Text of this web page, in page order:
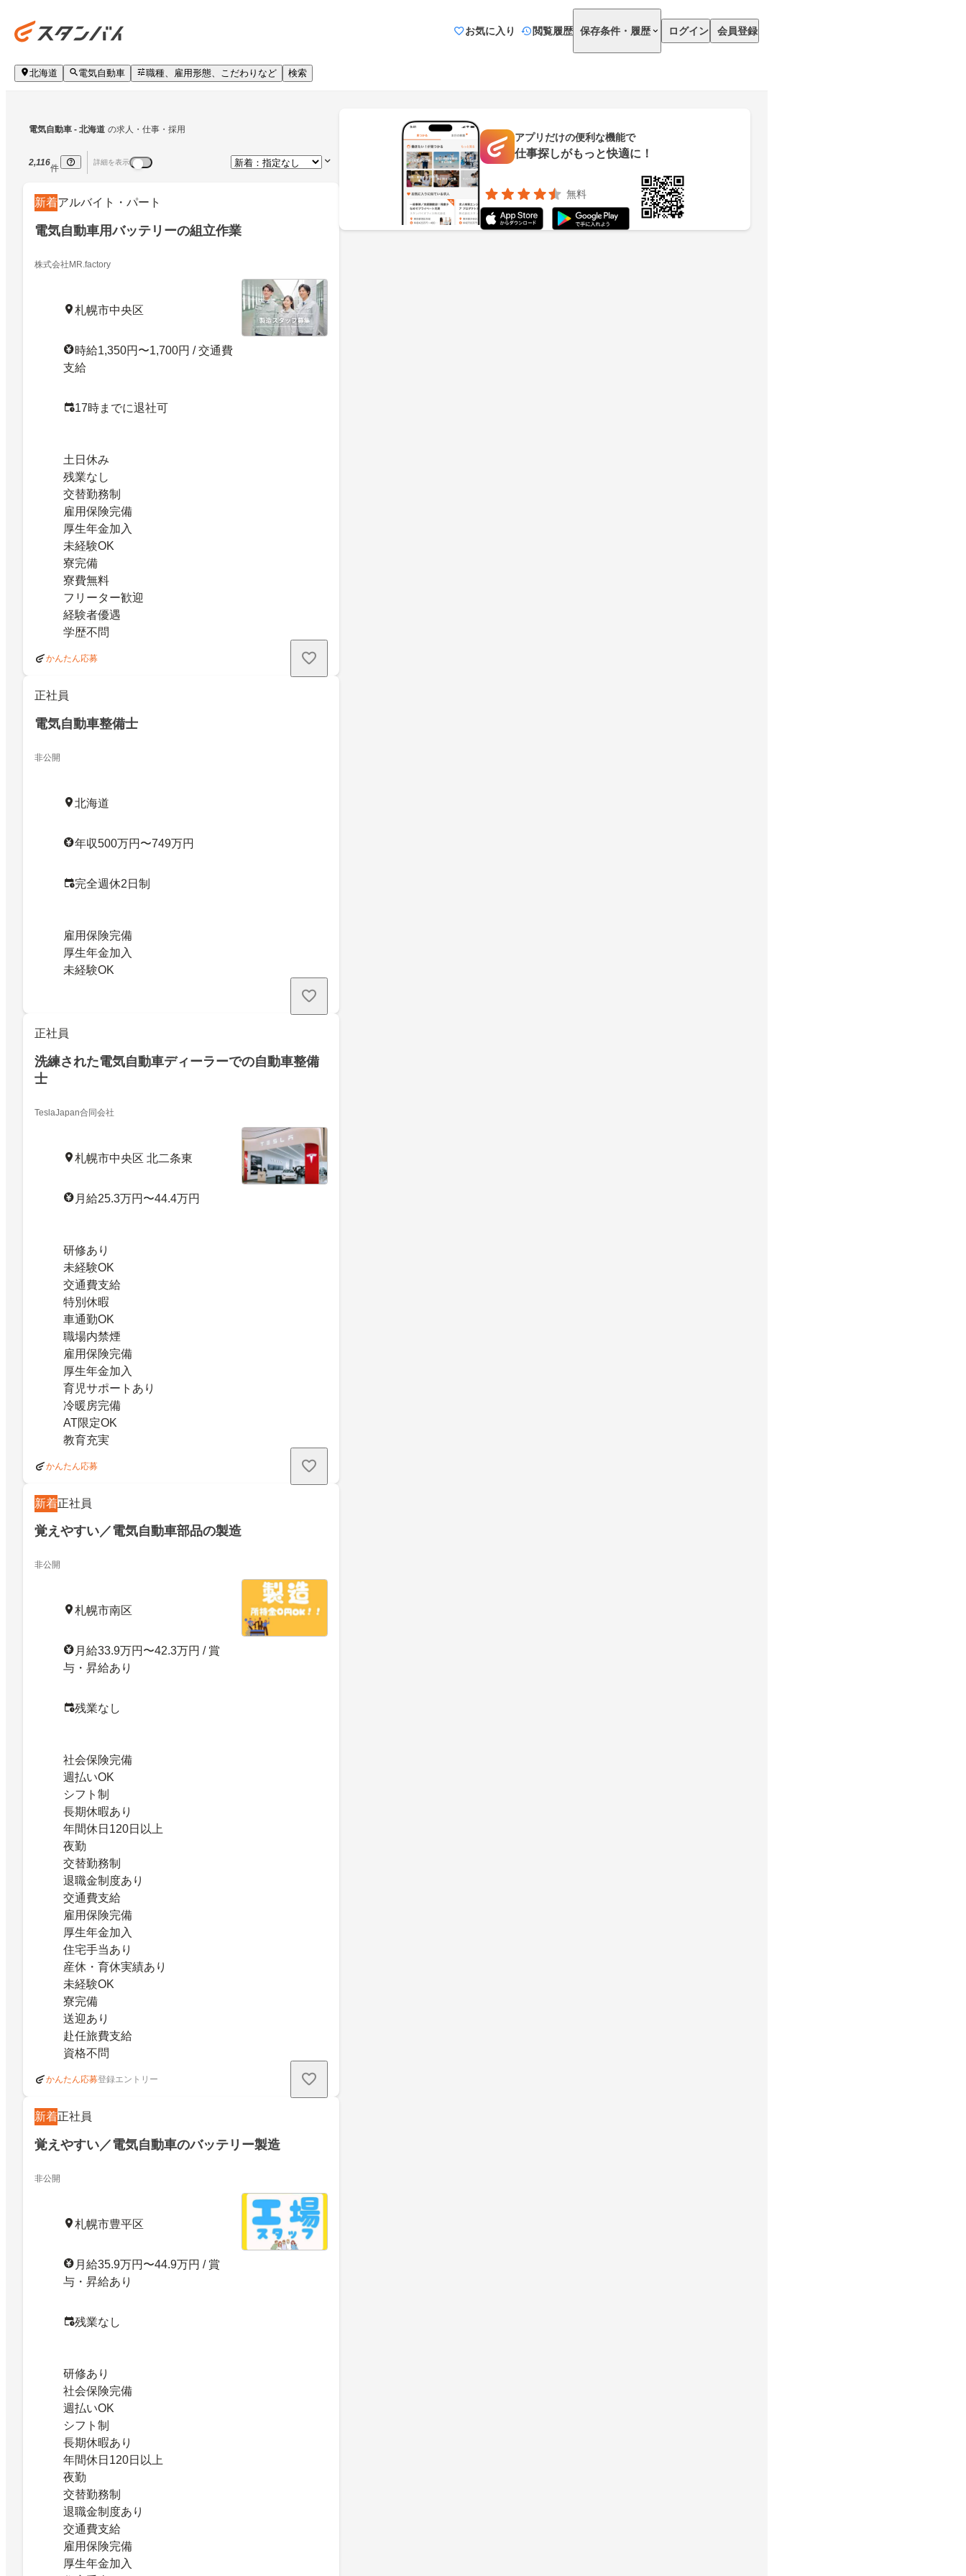
お気に入り 閲覧履歴 保存条件・履歴 ログイン 会員登録
北海道 電気自動車 職種、雇用形態、こだわりなど 検索
電気自動車 - 北海道 の求人・仕事・採用
2,116
件
詳細を表示
新着アルバイト・パート
電気自動車用バッテリーの組立作業
株式会社MR.factory
札幌市中央区
時給1,350円〜1,700円 / 交通費
支給
17時までに退社可
土日休み
残業なし
交替勤務制
雇用保険完備
厚生年金加入
未経験OK
寮完備
寮費無料
フリーター歓迎
経験者優遇
学歴不問
かんたん応募
正社員
電気自動車整備士
非公開
北海道
年収500万円〜749万円
完全週休2日制
雇用保険完備
厚生年金加入
未経験OK
正社員
洗練された電気自動車ディーラーでの自動車整備
士
TeslaJapan合同会社
札幌市中央区 北二条東
月給25.3万円〜44.4万円
研修あり
未経験OK
交通費支給
特別休暇
車通勤OK
職場内禁煙
雇用保険完備
厚生年金加入
育児サポートあり
冷暖房完備
AT限定OK
教育充実
かんたん応募
新着正社員
覚えやすい／電気自動車部品の製造
非公開
札幌市南区
月給33.9万円〜42.3万円 / 賞
与・昇給あり
残業なし
社会保険完備
週払いOK
シフト制
長期休暇あり
年間休日120日以上
夜勤
交替勤務制
退職金制度あり
交通費支給
雇用保険完備
厚生年金加入
住宅手当あり
産休・育休実績あり
未経験OK
寮完備
送迎あり
赴任旅費支給
資格不問
かんたん応募登録エントリー
新着正社員
覚えやすい／電気自動車のバッテリー製造
非公開
札幌市豊平区
月給35.9万円〜44.9万円 / 賞
与・昇給あり
残業なし
研修あり
社会保険完備
週払いOK
シフト制
長期休暇あり
年間休日120日以上
夜勤
交替勤務制
退職金制度あり
交通費支給
雇用保険完備
厚生年金加入
アプリだけの便利な機能で
仕事探しがもっと快適に！
無料